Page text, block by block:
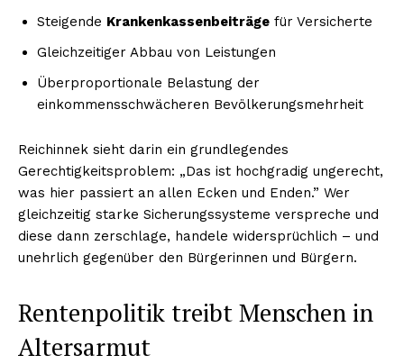
Steigende Krankenkassenbeiträge für Versicherte
Gleichzeitiger Abbau von Leistungen
Überproportionale Belastung der
einkommensschwächeren Bevölkerungsmehrheit
Reichinnek sieht darin ein grundlegendes
Gerechtigkeitsproblem: „Das ist hochgradig ungerecht,
was hier passiert an allen Ecken und Enden.” Wer
gleichzeitig starke Sicherungssysteme verspreche und
diese dann zerschlage, handele widersprüchlich – und
unehrlich gegenüber den Bürgerinnen und Bürgern.
Rentenpolitik treibt Menschen in
Altersarmut